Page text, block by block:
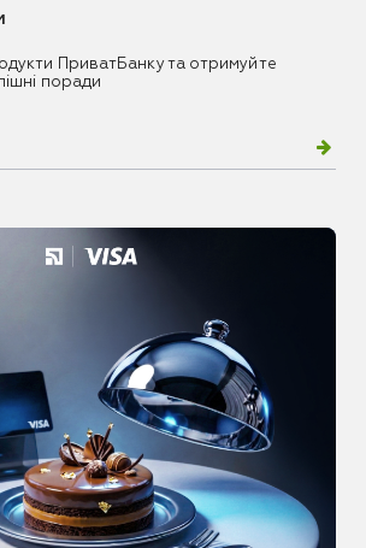
ПриватБанку та отримуйте
поради